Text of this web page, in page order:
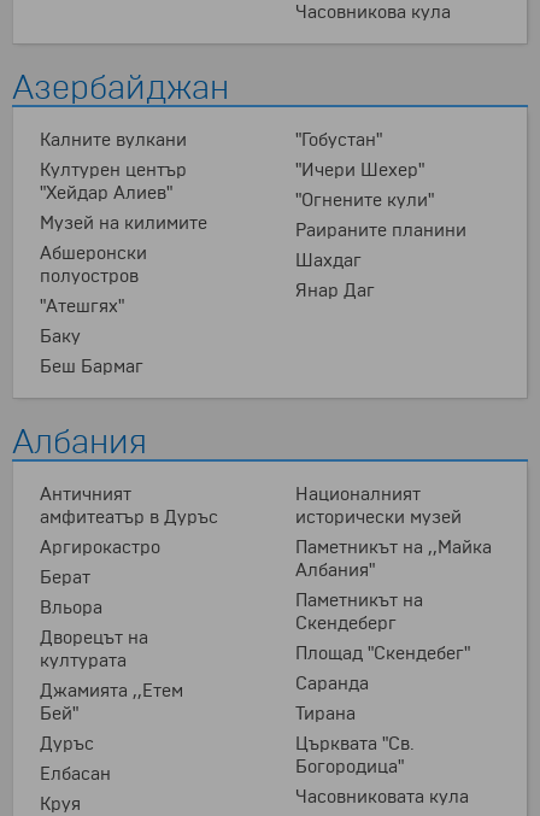
Часовникова кула
Азербайджан
Kалните вулкани
Kултурен център
"Хейдар Алиев"
Mузей на килимите
Абшеронски
полуостров
"Атешгях"
Баку
Беш Бармаг
"Гобустан"
"Ичери Шехер"
"Огнените кули"
Раираните планини
Шахдаг
Янар Даг
Албания
Античният
амфитеатър в Дуръс
Аргирокастро
Берат
Вльора
Дворецът на
културата
Джамията ,,Етем
Бей"
Дуръс
Елбасан
Круя
Националният
исторически музей
Паметникът на ,,Майка
Албания"
Паметникът на
Скендеберг
Площад "Скендебег"
Саранда
Тирана
Църквата "Св.
Богородица"
Часовниковата кула